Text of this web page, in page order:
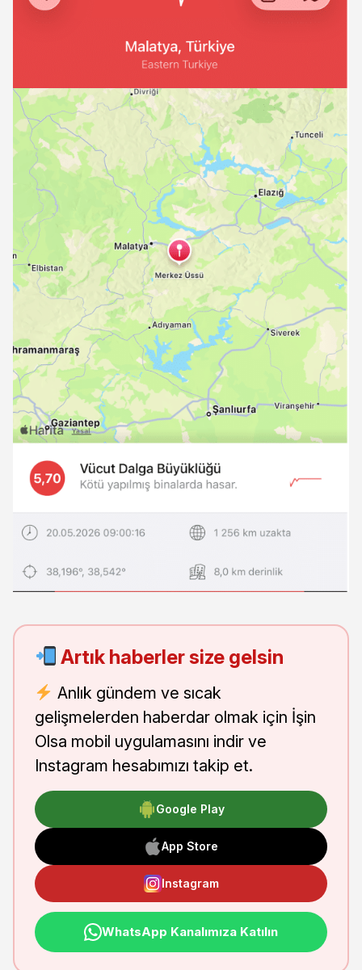
Artık haberler size gelsin
Anlık gündem ve sıcak
gelişmelerden haberdar olmak için İşin
Olsa mobil uygulamasını indir ve
Instagram hesabımızı takip et.
Google Play
App Store
Instagram
WhatsApp Kanalımıza Katılın